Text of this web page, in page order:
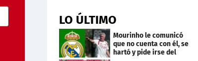
LO ÚLTIMO
Mourinho le comunicó
que no cuenta con él, se
hartó y pide irse del